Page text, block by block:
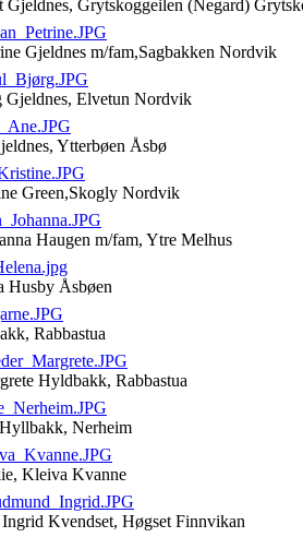
Grytskoggeilen (Negard)
Gjeldnes m/fam,Sagbakken Nordvik
Gjeldnes, Elvetun Nordvik
Ytterbøen Åsbø
Green,Skogly Nordvik
Haugen m/fam, Ytre Melhus
Husby Åsbøen
Rabbastua
Hyldbakk, Rabbastua
Nerheim
Kleiva Kvanne
Kvendset, Høgset Finnvikan